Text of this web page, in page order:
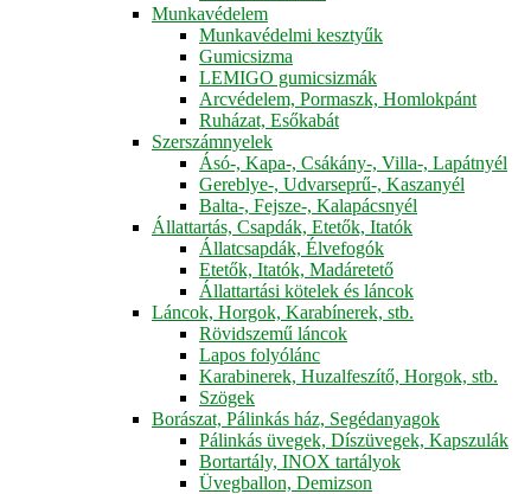
Munkavédelem
Munkavédelmi kesztyűk
Gumicsizma
LEMIGO gumicsizmák
Arcvédelem, Pormaszk, Homlokpánt
Ruházat, Esőkabát
Szerszámnyelek
Ásó-, Kapa-, Csákány-, Villa-, Lapátnyél
Gereblye-, Udvarseprű-, Kaszanyél
Balta-, Fejsze-, Kalapácsnyél
Állattartás, Csapdák, Etetők, Itatók
Állatcsapdák, Élvefogók
Etetők, Itatók, Madáretető
Állattartási kötelek és láncok
Láncok, Horgok, Karabínerek, stb.
Rövidszemű láncok
Lapos folyólánc
Karabinerek, Huzalfeszítő, Horgok, stb.
Szögek
Borászat, Pálinkás ház, Segédanyagok
Pálinkás üvegek, Díszüvegek, Kapszulák
Bortartály, INOX tartályok
Üvegballon, Demizson